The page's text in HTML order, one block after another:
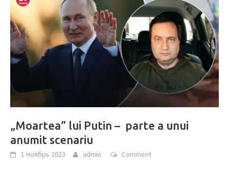
„Moartea” lui Putin – parte a unui
anumit scenariu
1 Ноябрь 2023 admin Comment